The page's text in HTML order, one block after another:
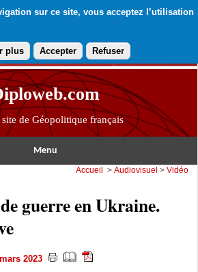
sur ce site, vous acceptez l’utilisation
plus Accepter Refuser
site de Géopolitique français
Menu
Accueil >Audiovisuel >Vidéo
guerre en Ukraine.
2023